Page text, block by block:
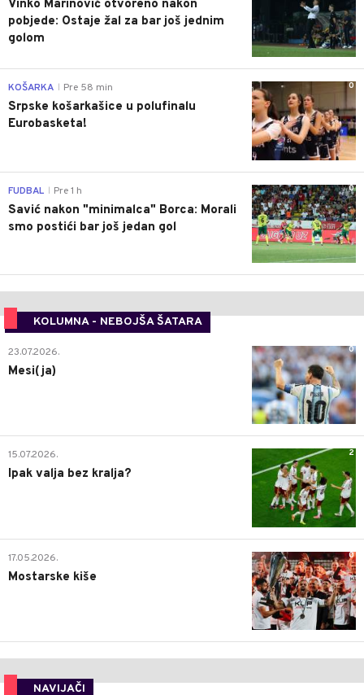
Vinko Marinović otvoreno nakon
pobjede: Ostaje žal za bar još jednim
golom
0
KOŠARKA Pre 58 min
Srpske košarkašice u polufinalu
Eurobasketa!
0
FUDBAL Pre 1 h
Savić nakon "minimalca" Borca: Morali
smo postići bar još jedan gol
KOLUMNA - NEBOJŠA ŠATARA
0
23.07.2026.
Mesi(ja)
2
15.07.2026.
Ipak valja bez kralja?
0
17.05.2026.
Mostarske kiše
NAVIJAČI